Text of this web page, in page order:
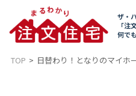
ザ・
「注
何で
TOP 日替わり！となりのマイホ